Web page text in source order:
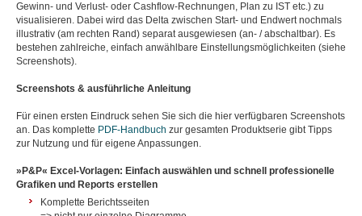
Gewinn- und Verlust- oder Cashflow-Rechnungen, Plan zu IST etc.) zu
visualisieren. Dabei wird das Delta zwischen Start- und Endwert nochmals
illustrativ (am rechten Rand) separat ausgewiesen (an- / abschaltbar). Es
bestehen zahlreiche, einfach anwählbare Einstellungsmöglichkeiten (siehe
Screenshots).
Screenshots & ausführliche Anleitung
Für einen ersten Eindruck sehen Sie sich die hier verfügbaren Screenshots
an. Das komplette PDF-Handbuch zur gesamten Produktserie gibt Tipps
zur Nutzung und für eigene Anpassungen.
»P&P« Excel-Vorlagen: Einfach auswählen und schnell professionelle
Grafiken und Reports erstellen
Komplette Berichtsseiten